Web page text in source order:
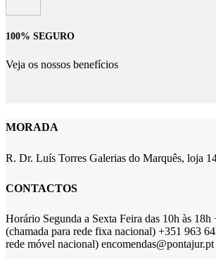
100% SEGURO
Veja os nossos benefícios
MORADA
R. Dr. Luís Torres Galerias do Marquês, loja
CONTACTOS
Horário Segunda a Sexta Feira das 10h às
(chamada para rede fixa nacional) +351 963
rede móvel nacional) encomendas@pontajur.pt